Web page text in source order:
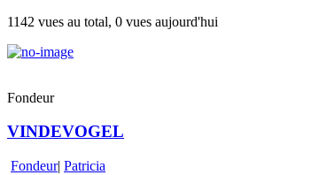
1142 vues au total, 0 vues aujourd'hui
Fondeur
VINDEVOGEL
Fondeur| Patricia